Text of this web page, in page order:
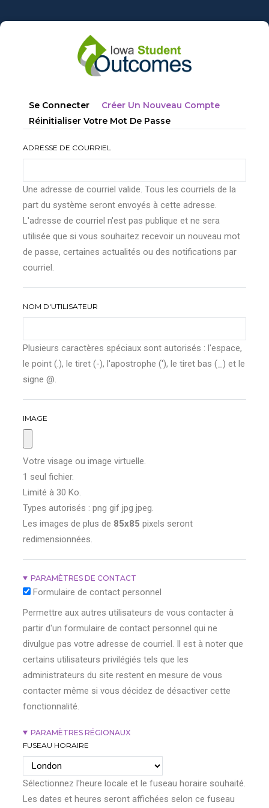
au
Onglets
principaux
Se Connecter Créer Un Nouveau Compte
Réinitialiser Votre Mot De Passe
ADRESSE DE COURRIEL
Une adresse de courriel valide. Tous les courriels de la
part du système seront envoyés à cette adresse.
L'adresse de courriel n'est pas publique et ne sera
utilisée que si vous souhaitez recevoir un nouveau mot
de passe, certaines actualités ou des notifications par
courriel.
NOM D'UTILISATEUR
Plusieurs caractères spéciaux sont autorisés : l'espace,
le point (.), le tiret (-), l'apostrophe ('), le tiret bas (_) et le
signe @.
IMAGE
Votre visage ou image virtuelle.
1 seul fichier.
Limité à 30 Ko.
Types autorisés : png gif jpg jpeg.
Les images de plus de 85x85 pixels seront
redimensionnées.
PARAMÈTRES DE CONTACT
Formulaire de contact personnel
Permettre aux autres utilisateurs de vous contacter à
partir d'un formulaire de contact personnel qui ne
divulgue pas votre adresse de courriel. Il est à noter que
certains utilisateurs privilégiés tels que les
administrateurs du site restent en mesure de vous
contacter même si vous décidez de désactiver cette
fonctionnalité.
PARAMÈTRES RÉGIONAUX
FUSEAU HORAIRE
Sélectionnez l'heure locale et le fuseau horaire souhaité.
Les dates et heures seront affichées selon ce fuseau